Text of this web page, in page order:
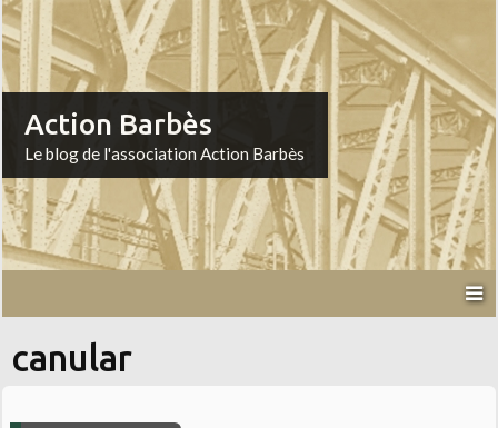
Action Barbès
Le blog de l'association Action Barbès
canular